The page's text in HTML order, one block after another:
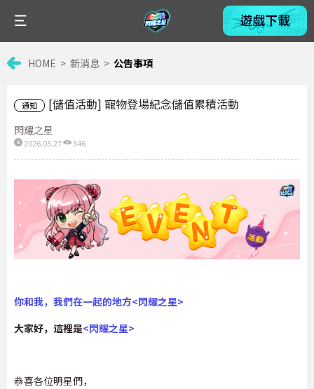
HOME 新消息 公告事項
通知 [儲值活動] 寵物登場紀念儲值累積活動
閃耀之星
2026.05.27 346
你和我，我們在一起的地方<閃耀之星>
大家好，這裡是<閃耀之星>
恭喜各位明星們，